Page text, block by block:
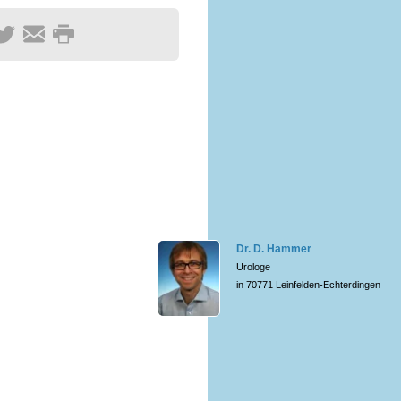
Dr. D. Hammer
Urologe
in 70771 Leinfelden-Echterdingen